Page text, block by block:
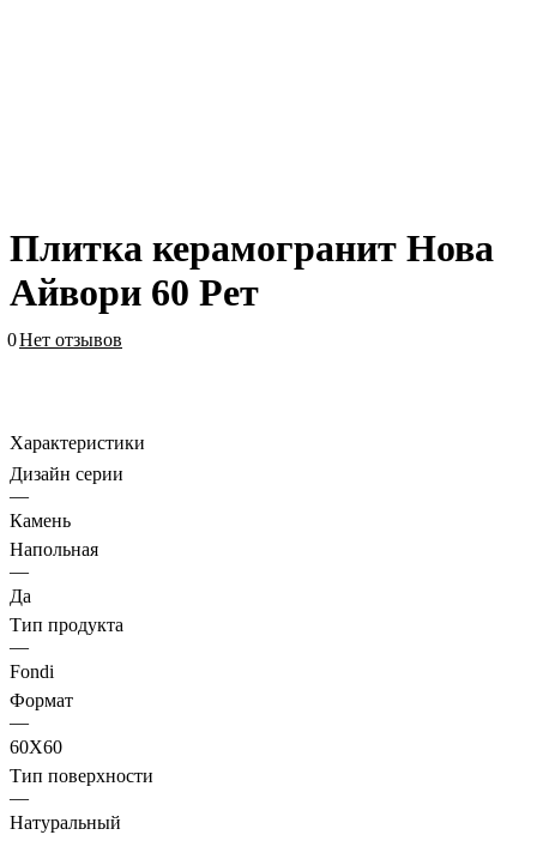
Плитка керамогранит Нова
Айвори 60 Рет
0Нет отзывов
Характеристики
Дизайн серии
—
Камень
Напольная
—
Да
Тип продукта
—
Fondi
Формат
—
60X60
Тип поверхности
—
Натуральный